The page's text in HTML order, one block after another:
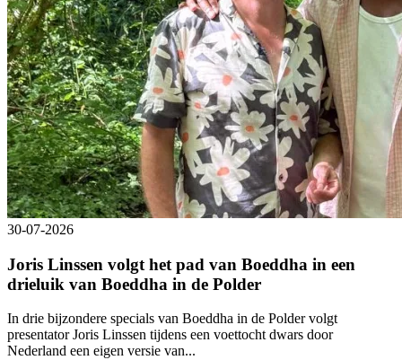
30-07-2026
Joris Linssen volgt het pad van Boeddha in een
drieluik van Boeddha in de Polder
In drie bijzondere specials van Boeddha in de Polder volgt
presentator Joris Linssen tijdens een voettocht dwars door
Nederland een eigen versie van...